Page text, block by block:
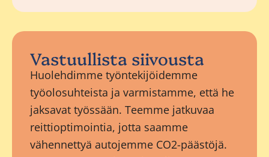
Vastuullista siivousta
Huolehdimme työntekijöidemme
työolosuhteista ja varmistamme, että he
jaksavat työssään. Teemme jatkuvaa
reittioptimointia, jotta saamme
vähennettyä autojemme CO2-päästöjä.